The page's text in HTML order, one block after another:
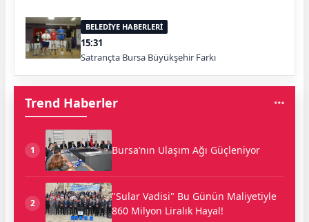
BELEDİYE HABERLERİ
15:31
Satrançta Bursa Büyükşehir Farkı
Trend Haberler
1 Bursa’nın Ulaşım Ağı Güçleniyor
2
"Sular Vadisi" Bu Günün Maliyetiyle
860 Milyon Liralık Hayal!